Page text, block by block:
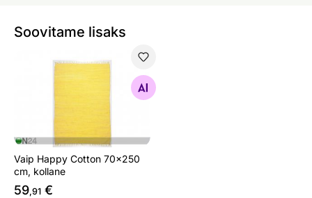
Soovitame lisaks
Vaip Happy Cotton 70x250 cm, kollane
Vaip Happy Cotton 70x250
cm, kollane
59,91 €